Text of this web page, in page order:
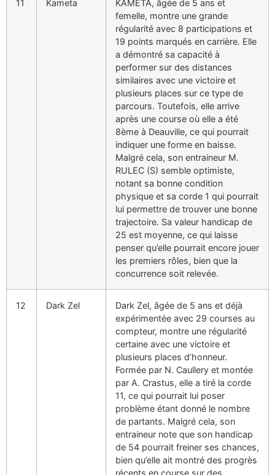
11 Kameta
KAMETA, âgée de 5 ans et
femelle, montre une grande
régularité avec 8 participations et
19 points marqués en carrière. Elle
a démontré sa capacité à
performer sur des distances
similaires avec une victoire et
plusieurs places sur ce type de
parcours. Toutefois, elle arrive
après une course où elle a été
8ème à Deauville, ce qui pourrait
indiquer une forme en baisse.
Malgré cela, son entraineur M.
RULEC (S) semble optimiste,
notant sa bonne condition
physique et sa corde 1 qui pourrait
lui permettre de trouver une bonne
trajectoire. Sa valeur handicap de
25 est moyenne, ce qui laisse
penser qu’elle pourrait encore jouer
les premiers rôles, bien que la
concurrence soit relevée.
12 Dark Zel
Dark Zel, âgée de 5 ans et déjà
expérimentée avec 29 courses au
compteur, montre une régularité
certaine avec une victoire et
plusieurs places d’honneur.
Formée par N. Caullery et montée
par A. Crastus, elle a tiré la corde
11, ce qui pourrait lui poser
problème étant donné le nombre
de partants. Malgré cela, son
entraineur note que son handicap
de 54 pourrait freiner ses chances,
bien qu’elle ait montré des progrès
récents en course sur des